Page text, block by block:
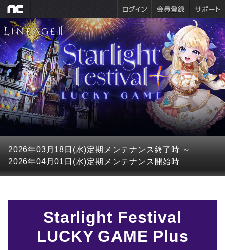
2026年03月18日(水)定期メンテナンス終了時 ～
2026年04月01日(水)定期メンテナンス開始時
Starlight Festival
LUCKY GAME Plus